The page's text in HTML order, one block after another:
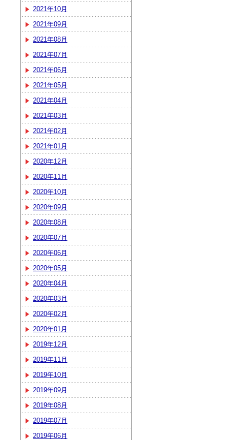
2021年10月
2021年09月
2021年08月
2021年07月
2021年06月
2021年05月
2021年04月
2021年03月
2021年02月
2021年01月
2020年12月
2020年11月
2020年10月
2020年09月
2020年08月
2020年07月
2020年06月
2020年05月
2020年04月
2020年03月
2020年02月
2020年01月
2019年12月
2019年11月
2019年10月
2019年09月
2019年08月
2019年07月
2019年06月